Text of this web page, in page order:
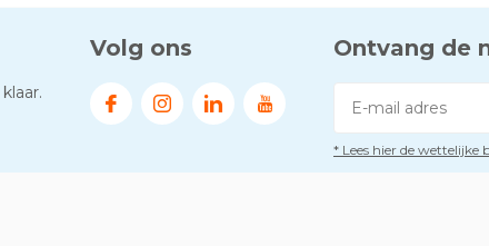
Volg ons Ontvang de
* Lees hier de wettelijke